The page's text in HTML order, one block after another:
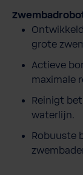
grote
Actieve
maximale
Reinigt
waterlijn.
Robuuste